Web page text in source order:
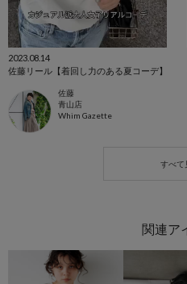
2023.08.14
佐藤リール【着回し力のある夏コーデ】
佐藤
青山店
Whim Gazette